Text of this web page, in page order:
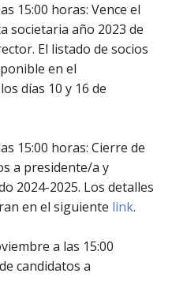
15:00 horas: Vence el
societaria año 2023 de
El listado de socios
en el
días 10 y 16 de
15:00 horas: Cierre de
a presidente/a y
2024-2025. Los detalles
en el siguiente link.
a las 15:00
candidatos a